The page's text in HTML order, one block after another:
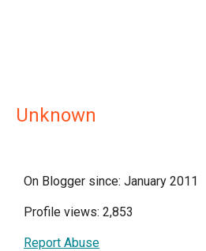
Unknown
On Blogger since: January 2011
Profile views: 2,853
Report Abuse